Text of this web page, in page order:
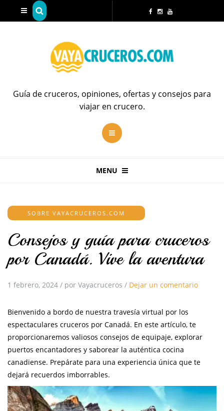
Guía de cruceros, opiniones, ofertas y consejos para
viajar en crucero.
MENU
SOBRE VAYACRUCEROS.COM
Consejos y guía para cruceros
por Canadá. Vive la aventura
1 febrero, 2024 / por Vayacruceros / Dejar un comentario
Bienvenido a bordo de nuestra travesía virtual por los
espectaculares cruceros por Canadá. En este artículo, te
proporcionaremos valiosos consejos de equipaje, explorar
puertos encantadores y saborear la auténtica cocina
canadiense. Prepárate para una experiencia única que te
dejará recuerdos imborrables.